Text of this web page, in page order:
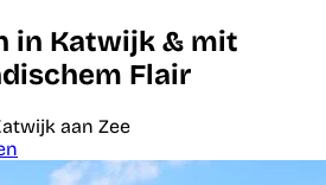
in Katwijk & mit
Flair
aan Zee